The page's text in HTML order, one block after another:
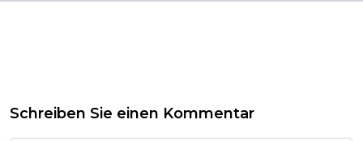
Schreiben Sie einen Kommentar